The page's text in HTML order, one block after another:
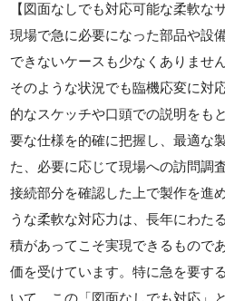
【図面なしでも対応可能な柔軟な
現場で急に必要になった部品や設
できないケースも少なくありませ
そのような状況でも臨機応変に対
的なスケッチや口頭での説明をも
要な仕様を的確に把握し、最適な
た、必要に応じて現場への訪問調
接続部分を確認した上で製作を進
うな柔軟な対応力は、長年にわた
積があってこそ実現できるもので
価を受けています。特に急を要す